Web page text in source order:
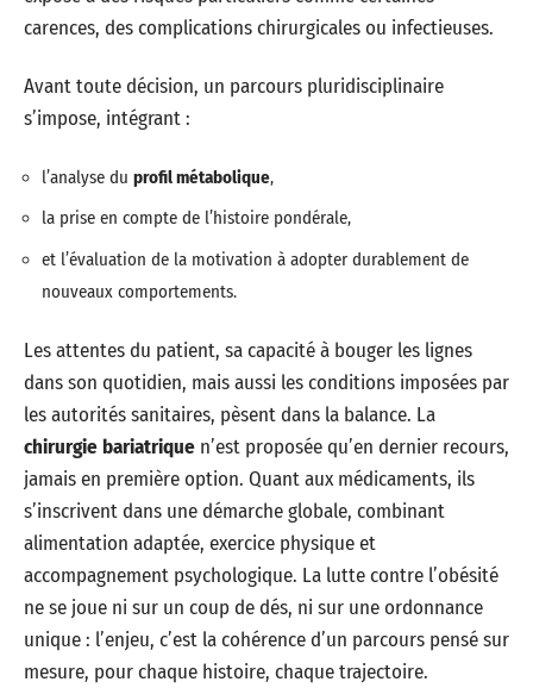
carences, des complications chirurgicales ou infectieuses.
Avant toute décision, un parcours pluridisciplinaire
s’impose, intégrant :
l’analyse du profil métabolique,
la prise en compte de l’histoire pondérale,
et l’évaluation de la motivation à adopter durablement de
nouveaux comportements.
Les attentes du patient, sa capacité à bouger les lignes
dans son quotidien, mais aussi les conditions imposées par
les autorités sanitaires, pèsent dans la balance. La
chirurgie bariatrique n’est proposée qu’en dernier recours,
jamais en première option. Quant aux médicaments, ils
s’inscrivent dans une démarche globale, combinant
alimentation adaptée, exercice physique et
accompagnement psychologique. La lutte contre l’obésité
ne se joue ni sur un coup de dés, ni sur une ordonnance
unique : l’enjeu, c’est la cohérence d’un parcours pensé sur
mesure, pour chaque histoire, chaque trajectoire.